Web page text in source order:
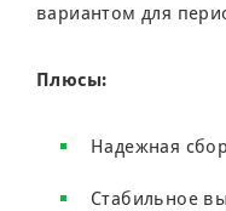
вариантом для
Плюсы:
Надежная
Стабильное